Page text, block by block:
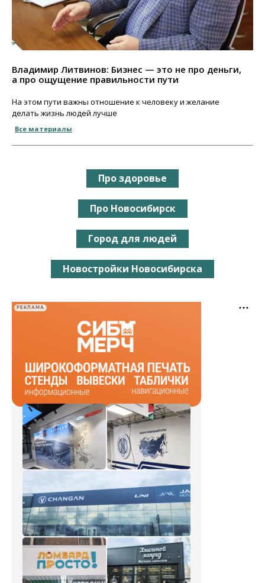
Владимир Литвинов: Бизнес — это не про деньги,
а про ощущение правильности пути
На этом пути важны отношение к человеку и желание
делать жизнь людей лучше
Все материалы
Про здоровье
Про Новосибирск
Город для людей
Новостройки Новосибирска
РЕКЛАМА